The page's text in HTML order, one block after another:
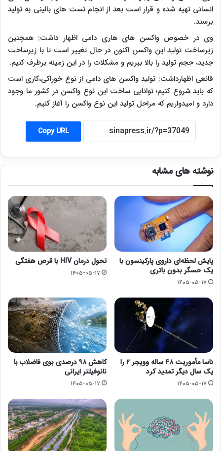
انسانی تهیه شده و قرار است بعد از انجام تست های بالینی به تولید
برسند.
وی در خصوص واکسن های هاری دامی اظهار داشت: همچنین
زیرساخت تولید این واکسن اکنون در حال تغییر است تا با زیرساخت
جدید، حجم تولید را بالا ببریم و مشکلات را در این زمینه برطرف کنیم.
قانعی اظهارداشت: تولید واکسن های دامی از نوع خوراکی،کاری است
که باید شروع کنیم؛ توانایی ساخت این نوع واکسن در کشور ما وجود
دارد و امیدواریم که مراحل تولید این نوع واکسن را آغاز کنیم.
Copy URL
نوشته های مشابه
پایش لحظه‌ای داروی پارکینسون با
یک حسگر بدون باتری
۱۴۰۵-۰۵-۱۷
تحول درمان HIV با قرص هفتگی
۱۴۰۵-۰۵-۱۷
ناسا مأموریت ۴۸ ساله وویجر ۲ را
یک سال دیگر تمدید کرد
۱۴۰۵-۰۵-۱۷
کاهش ۹۸ درصدی بوی فاضلاب با
نانوفیلتر ایرانی
۱۴۰۵-۰۵-۱۷